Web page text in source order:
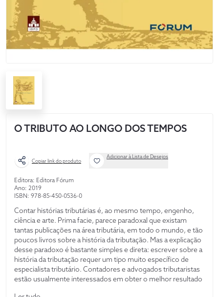
O TRIBUTO AO LONGO DOS TEMPOS
Copiar link do produto
Adicionar à Lista de Desejos
Editora: Editora Fórum
Ano: 2019
ISBN: 978-85-450-0536-0
Contar histórias tributárias é, ao mesmo tempo, engenho,
ciência e arte. Prima facie, parece paradoxal que existam
tantas publicações na área tributária, em todo o mundo, e tão
poucos livros sobre a história da tributação. Mas a explicação
desse paradoxo é bastante simples e direta: escrever sobre a
história da tributação requer um tipo muito específico de
especialista tributário. Contadores e advogados tributaristas
estão usualmente interessados em obter o melhor resultado